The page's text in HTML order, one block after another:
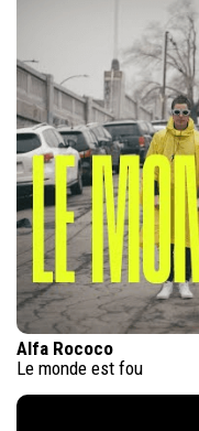
Alfa Rococo
Le monde est fou